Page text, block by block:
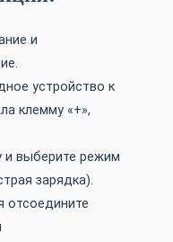
и
устройство к
клемму «+»,
и выберите режим
зарядка).
отсоедините